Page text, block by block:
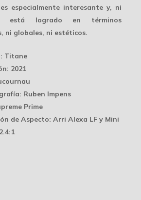
especialmente interesante y, ni
está logrado en términos
ni globales, ni estéticos.
: Titane
: 2021
: Ruben Impens
Prime
de Aspecto: Arri Alexa LF y Mini